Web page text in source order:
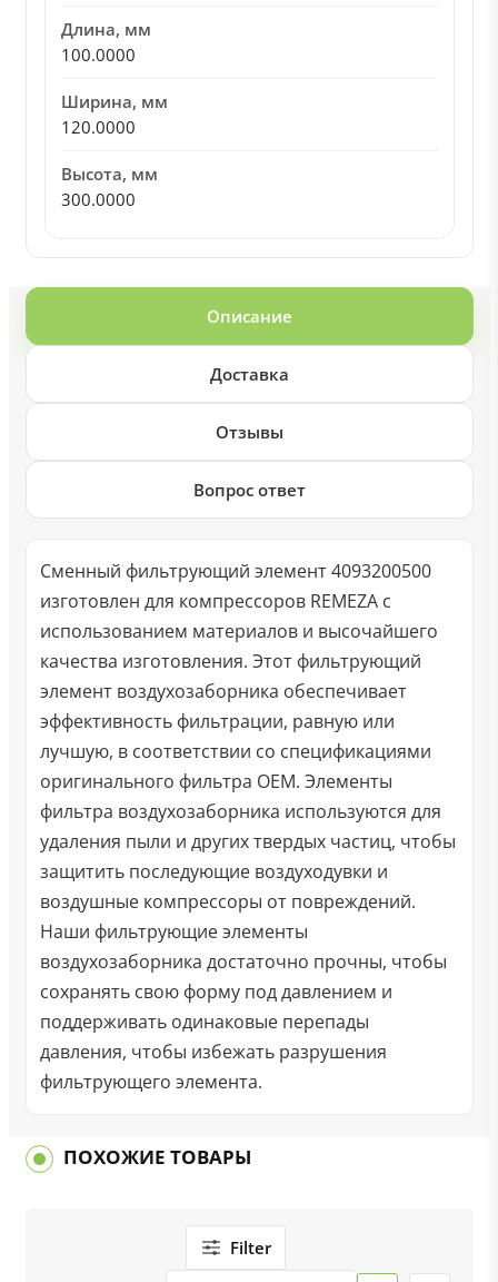
Длина, мм
100.0000
Ширина, мм
120.0000
Высота, мм
300.0000
Описание
Доставка
Отзывы
Вопрос ответ
Сменный фильтрующий элемент 4093200500
изготовлен для компрессоров REMEZA с
использованием материалов и высочайшего
качества изготовления. Этот фильтрующий
элемент воздухозаборника обеспечивает
эффективность фильтрации, равную или
лучшую, в соответствии со спецификациями
оригинального фильтра OEM. Элементы
фильтра воздухозаборника используются для
удаления пыли и других твердых частиц, чтобы
защитить последующие воздуходувки и
воздушные компрессоры от повреждений.
Наши фильтрующие элементы
воздухозаборника достаточно прочны, чтобы
сохранять свою форму под давлением и
поддерживать одинаковые перепады
давления, чтобы избежать разрушения
фильтрующего элемента.
ПОХОЖИЕ ТОВАРЫ
Filter